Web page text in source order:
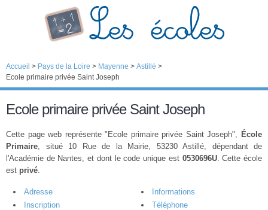
Accueil > Pays de la Loire > Mayenne > Astillé >
Ecole primaire privée Saint Joseph
Ecole primaire privée Saint Joseph
Cette page web représente "Ecole primaire privée Saint Joseph", École
Primaire, situé 10 Rue de la Mairie, 53230 Astillé, dépendant de
l'Académie de Nantes, et dont le code unique est 0530696U. Cette école
est privé.
Adresse
Informations
Inscription
Téléphone